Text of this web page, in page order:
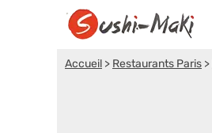
Accueil > Restaurants Paris >